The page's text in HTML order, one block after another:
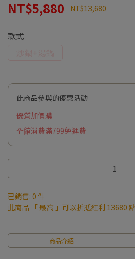
NT$5,880 NT$13,680
款式
此商品參與的優惠活動
優質加價購
全館消費滿799免運費
已銷售: 0 件
此商品 「 最高 」可以折抵紅利 13680
商品介紹